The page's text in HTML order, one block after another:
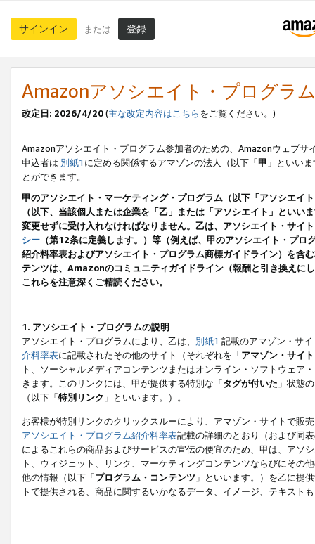
サインイン または 登録
Amazonアソシエイト・プログラ
改定日: 2026/4/20(主な改定内容はこちらをご覧ください。)
Amazonアソシエイト・プログラム参加者のための、Amazonウェブサ
申込者は 別紙1 に定める関係するアマゾンの法人（以下「甲 」といい
とができます。
甲のアソシエイト・マーケティング・プログラム（以下「アソシエイ
（以下、当該個人または企業を「乙」または「アソシエイト」とい
変更せずに受け入れなければなりません。乙は、アソシエイト・サイ
シー （第12条に定義します。）等（例えば、甲のアソシエイト・プ
紹介料率表およびアソシエイト・プログラム商標ガイドライン）を
テンツは、Amazonのコミュニティガイドライン（報酬と引き換えに
これらを注意深くご精読ください。
1. アソシエイト・プログラムの説明
アソシエイト・プログラムにより、乙は、 別紙1 記載のアマゾン・サ
介料率表に記載されたその他のサイト（それぞれを「アマゾン・サイト
ト、ソーシャルメディアコンテンツまたはオンライン・ソフトウェア
きます。このリンクには、甲が提供する特別な「タグが付いた 」状態
（以下「特別リンク 」といいます。）。
お客様が特別リンクのクリックスルーにより、アマゾン・サイトで販
アソシエイト・プログラム紹介料率表記載の詳細のとおり（および同
によるこれらの商品およびサービスの宣伝の便宜のため、甲は、アソ
ト、ウィジェット、リンク、マーケティングコンテンツならびにその
他の情報（以下「プログラム・コンテンツ 」といいます。）を乙に提
トで提供される、商品に関するいかなるデータ、イメージ、テキス